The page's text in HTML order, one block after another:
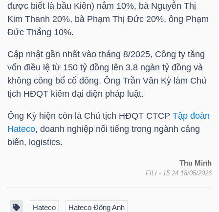
được biết là bầu Kiên) nắm 10%, bà Nguyễn Thị
Kim Thanh 20%, bà Phạm Thị Đức 20%, ông Phạm
Đức Thắng 10%.
Cập nhật gần nhất vào tháng 8/2025, Công ty tăng
vốn điều lệ từ 150 tỷ đồng lên 3.8 ngàn tỷ đồng và
không công bố cổ đông. Ông Trần Văn Kỳ làm Chủ
tịch HĐQT kiêm đại diện pháp luật.
Ông Kỳ hiện còn là Chủ tịch HĐQT CTCP Tập đoàn
Hateco, doanh nghiệp nổi tiếng trong ngành cảng
biển, logistics.
Thu Minh
FILI - 15:24 18/05/2026
Hateco Hateco Đông Anh
CỤ
ĐẦU
TƯ
TRUY
XUẤT
LIỆU
Ngành